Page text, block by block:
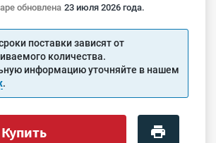
обновлена 23 июля 2026 года.
поставки зависят от
количества.
информацию уточняйте в нашем
.
Купить